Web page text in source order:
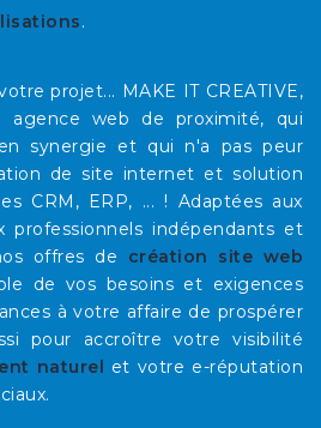
.
projet... MAKE IT CREATIVE,
web de proximité, qui
synergie et qui n'a pas peur
de site internet et solution
CRM, ERP, ... ! Adaptées aux
professionnels indépendants et
offres de création site web
de vos besoins et exigences
à votre affaire de prospérer
pour accroître votre visibilité
naturel et votre e-réputation